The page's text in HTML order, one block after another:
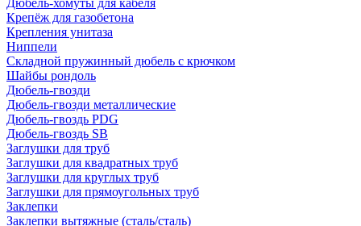
Дюбель-хомуты для кабеля
Крепёж для газобетона
Крепления унитаза
Ниппели
Складной пружинный дюбель с крючком
Шайбы рондоль
Дюбель-гвозди
Дюбель-гвозди металлические
Дюбель-гвоздь PDG
Дюбель-гвоздь SB
Заглушки для труб
Заглушки для квадратных труб
Заглушки для круглых труб
Заглушки для прямоугольных труб
Заклепки
Заклепки вытяжные (сталь/сталь)